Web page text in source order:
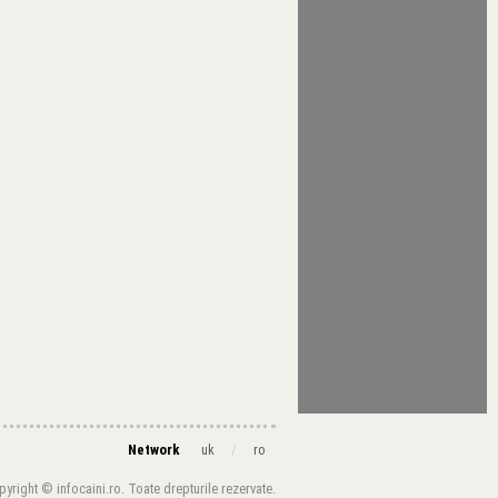
Network uk / ro
© infocaini.ro. Toate drepturile rezervate.